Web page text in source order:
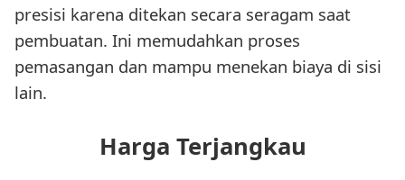
presisi karena ditekan secara seragam saat
pembuatan. Ini memudahkan proses
pemasangan dan mampu menekan biaya di sisi
lain.
Harga Terjangkau